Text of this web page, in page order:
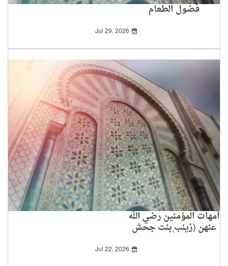
فضول الطعام
Jul 29, 2026
أمهات المؤمنين رضي الله
عنهن (زينب بنت جحش
رضي الله عنها)
Jul 22, 2026